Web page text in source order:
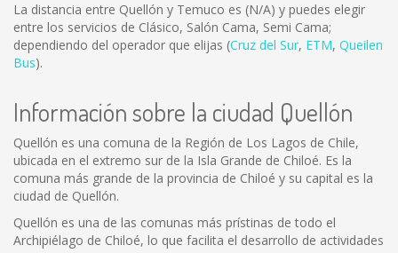
La distancia entre Quellón y Temuco es (N/A) y puedes elegir
entre los servicios de Clásico, Salón Cama, Semi Cama;
dependiendo del operador que elijas (Cruz del Sur, ETM, Queilen
Bus).
Información sobre la ciudad Quellón
Quellón es una comuna de la Región de Los Lagos de Chile,
ubicada en el extremo sur de la Isla Grande de Chiloé. Es la
comuna más grande de la provincia de Chiloé y su capital es la
ciudad de Quellón.
Quellón es una de las comunas más prístinas de todo el
Archipiélago de Chiloé, lo que facilita el desarrollo de actividades